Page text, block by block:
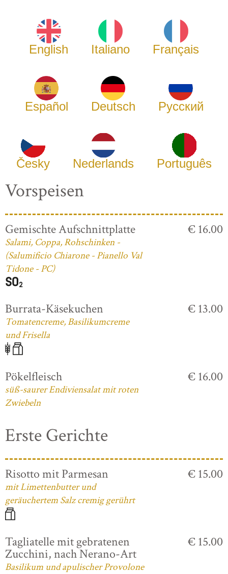
English Italiano Français
Español Deutsch Русский
Česky Nederlands Português
Vorspeisen
Gemischte Aufschnittplatte
Salami, Coppa, Rohschinken -
(Salumificio Chiarone - Pianello Val
Tidone - PC)
€ 16.00
Burrata-Käsekuchen
Tomatencreme, Basilikumcreme
und Frisella
€ 13.00
Pökelfleisch
süß-saurer Endiviensalat mit roten
Zwiebeln
€ 16.00
Erste Gerichte
Risotto mit Parmesan
mit Limettenbutter und
geräuchertem Salz cremig gerührt
€ 15.00
Tagliatelle mit gebratenen
Zucchini, nach Nerano-Art
Basilikum und apulischer Provolone
€ 15.00